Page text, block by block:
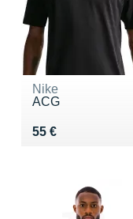
Nike
ACG
55 €
Vendu 55 €